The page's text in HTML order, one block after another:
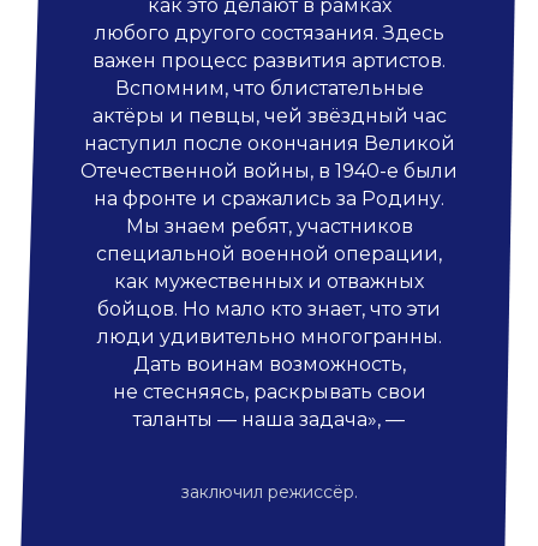
как это делают в рамках
любого другого состязания. Здесь
важен процесс развития артистов.
Вспомним, что блистательные
актёры и певцы, чей звёздный час
наступил после окончания Великой
Отечественной войны, в 1940-е были
на фронте и сражались за Родину.
Мы знаем ребят, участников
специальной военной операции,
как мужественных и отважных
бойцов. Но мало кто знает, что эти
люди удивительно многогранны.
Дать воинам возможность,
не стесняясь, раскрывать свои
таланты — наша задача», —
заключил режиссёр.